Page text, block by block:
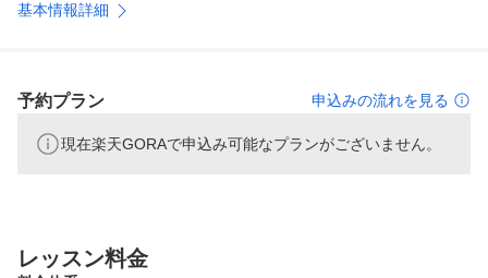
基本情報詳細
予約プラン 申込みの流れを見る
現在楽天GORAで申込み可能なプランがございません。
レッスン料金